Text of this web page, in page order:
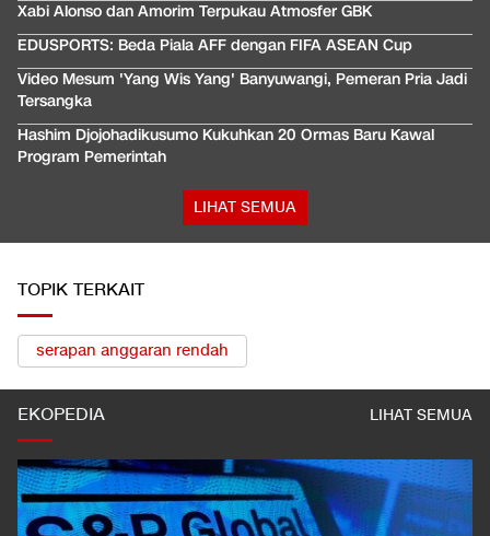
Xabi Alonso dan Amorim Terpukau Atmosfer GBK
EDUSPORTS: Beda Piala AFF dengan FIFA ASEAN Cup
Video Mesum 'Yang Wis Yang' Banyuwangi, Pemeran Pria Jadi
Tersangka
Hashim Djojohadikusumo Kukuhkan 20 Ormas Baru Kawal
Program Pemerintah
LIHAT SEMUA
TOPIK TERKAIT
serapan anggaran rendah
EKOPEDIA LIHAT SEMUA